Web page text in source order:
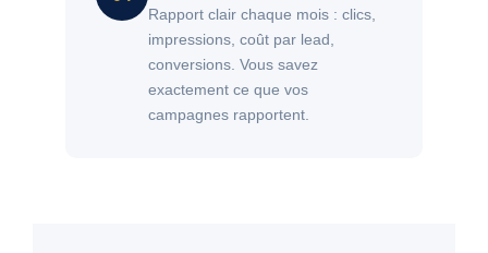
Rapport clair chaque mois : clics,
impressions, coût par lead,
conversions. Vous savez
exactement ce que vos
campagnes rapportent.